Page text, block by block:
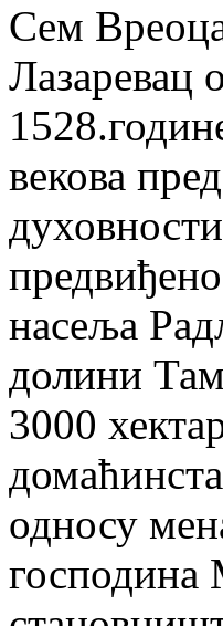
Сем
Лазаревац
векова
насеља
долини
3000
односу
господина